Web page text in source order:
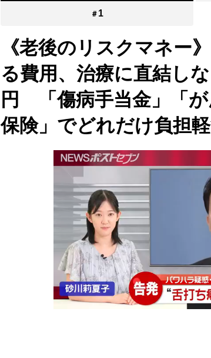
＃ 1
《老後のリスクマネー
る費用、治療に直結し
円 「傷病手当金」「
保険」でどれだけ負担